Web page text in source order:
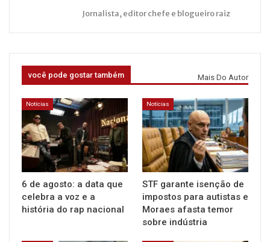
Jornalista, editor chefe e blogueiro raiz
você pode gostar também Mais Do Autor
Notícias
6 de agosto: a data que
celebra a voz e a
história do rap nacional
Notícias
STF garante isenção de
impostos para autistas e
Moraes afasta temor
sobre indústria